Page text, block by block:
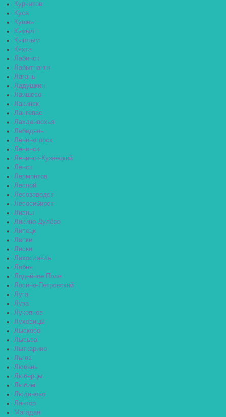
Курчатов
Куса
Кушва
Кызыл
Кыштым
Кяхта
Лабинск
Лабытнанги
Лагань
Ладушкин
Лаишево
Лакинск
Лангепас
Лахденпохья
Лебедянь
Лениногорск
Ленинск
Ленинск-Кузнецкий
Ленск
Лермонтов
Лесной
Лесозаводск
Лесосибирск
Ливны
Ликино-Дулёво
Липецк
Липки
Лиски
Лихославль
Лобня
Лодейное Поле
Лосино-Петровский
Луга
Луза
Лукоянов
Луховицы
Лысково
Лысьва
Лыткарино
Льгов
Любань
Люберцы
Любим
Людиново
Лянтор
Магадан